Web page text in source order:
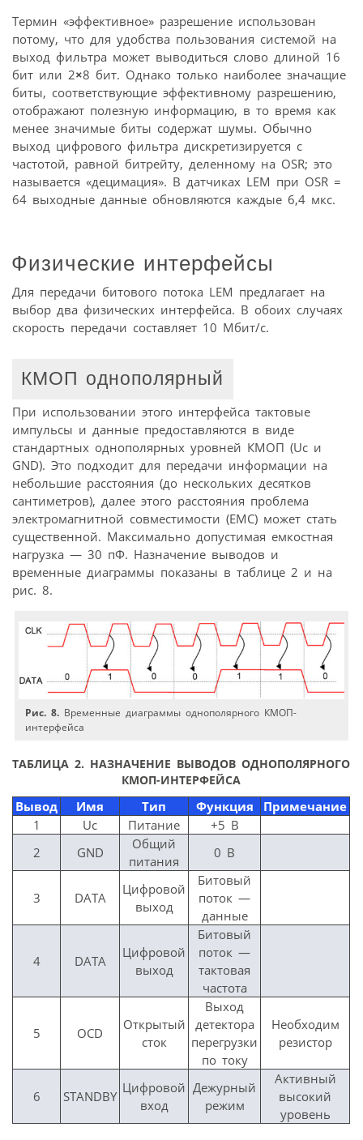
Термин «эффективное» разрешение использован
потому, что для удобства пользования системой на
выход фильтра может выводиться слово длиной 16
бит или 2×8 бит. Однако только наиболее значащие
биты, соответствующие эффективному разрешению,
отображают полезную информацию, в то время как
менее значимые биты содержат шумы. Обычно
выход цифрового фильтра дискретизируется с
частотой, равной битрейту, деленному на OSR; это
называется «децимация». В датчиках LEM при OSR =
64 выходные данные обновляются каждые 6,4 мкс.
Физические интерфейсы
Для передачи битового потока LEM предлагает на
выбор два физических интерфейса. В обоих случаях
скорость передачи составляет 10 Мбит/с.
КМОП однополярный
При использовании этого интерфейса тактовые
импульсы и данные предоставляются в виде
стандартных однополярных уровней КМОП (Uc и
GND). Это подходит для передачи информации на
небольшие расстояния (до нескольких десятков
сантиметров), далее этого расстояния проблема
электромагнитной совместимости (EMC) может стать
существенной. Максимально допустимая емкостная
нагрузка — 30 пФ. Назначение выводов и
временные диаграммы показаны в таблице 2 и на
рис. 8.
Рис. 8. Временные диаграммы однополярного КМОП-
интерфейса
ТАБЛИЦА 2. НАЗНАЧЕНИЕ ВЫВОДОВ ОДНОПОЛЯРНОГО
КМОП-ИНТЕРФЕЙСА
Вывод Имя Тип Функция
Примечание
1
Uc Питание
+5 В
2
GND
Общий
питания
0 В
3 DATA
Цифровой
выход
Битовый
поток —
данные
4 DATA
Цифровой
выход
Битовый
поток —
тактовая
частота
5 OCD
Открытый
сток
Выход
детектора
перегрузки
по току
Необходим
резистор
6 STANDBY
Цифровой
вход
Дежурный
режим
Активный
высокий
уровень